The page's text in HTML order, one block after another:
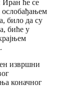
ће се
ослобађањем
било да су
биће у
извршни
коначног